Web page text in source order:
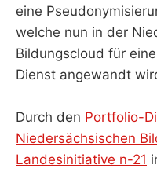
eine
welche nun in der
Bildungscloud für
Dienst angewandt
Durch den Portfolio-
Niedersächsischen
Landesinitiative n-21